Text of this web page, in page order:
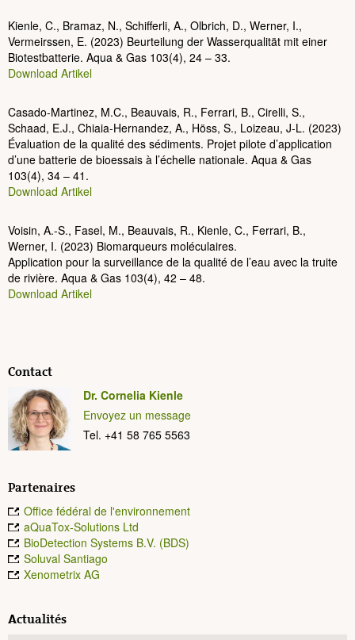
Kienle, C., Bramaz, N., Schifferli, A., Olbrich, D., Werner, I.,
Vermeirssen, E. (2023) Beurteilung der Wasserqualität mit einer
Biotestbatterie. Aqua & Gas 103(4), 24 – 33.
Download Artikel
Casado-Martinez, M.C., Beauvais, R., Ferrari, B., Cirelli, S.,
Schaad, E.J., Chiaia-Hernandez, A., Höss, S., Loizeau, J-L. (2023)
Évaluation de la qualité des sédiments. Projet pilote d’application
d’une batterie de bioessais à l’échelle nationale. Aqua & Gas
103(4), 34 – 41.
Download Artikel
Voisin, A.-S., Fasel, M., Beauvais, R., Kienle, C., Ferrari, B.,
Werner, I. (2023) Biomarqueurs moléculaires.
Application pour la surveillance de la qualité de l’eau avec la truite
de rivière. Aqua & Gas 103(4), 42 – 48.
Download Artikel
Contact
Dr. Cornelia Kienle
Envoyez un message
Tel. +41 58 765 5563
Partenaires
Office fédéral de l'environnement
aQuaTox-Solutions Ltd
BioDetection Systems B.V. (BDS)
Soluval Santiago
Xenometrix AG
Actualités